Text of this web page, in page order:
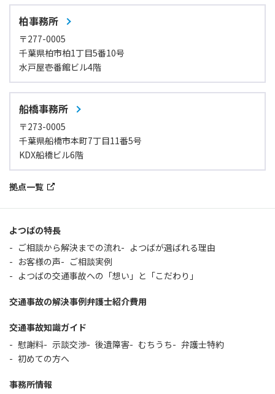
柏事務所
〒277-0005
千葉県柏市柏1丁目5番10号
水戸屋壱番館ビル4階
船橋事務所
〒273-0005
千葉県船橋市本町7丁目11番5号
KDX船橋ビル6階
拠点一覧
よつばの特長
ご相談から解決までの流れ
よつばが選ばれる理由
お客様の声
ご相談実例
よつばの交通事故への「想い」と「こだわり」
交通事故の解決事例弁護士紹介費用
交通事故知識ガイド
慰謝料
示談交渉 後遺障害 むちうち
弁護士特約
初めての方へ
事務所情報